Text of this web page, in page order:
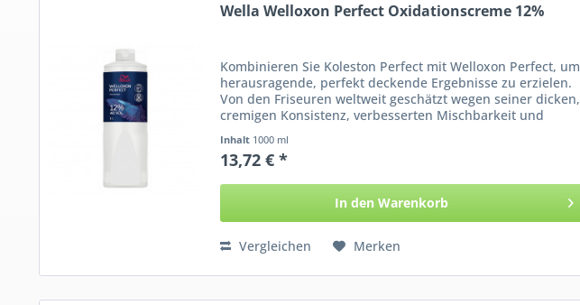
Wella Welloxon Perfect Oxidationscreme 12%
Kombinieren Sie Koleston Perfect mit Welloxon Perfect, um
herausragende, perfekt deckende Ergebnisse zu erzielen.
Von den Friseuren weltweit geschätzt wegen seiner dicken,
cremigen Konsistenz, verbesserten Mischbarkeit und
Inhalt 1000 ml
13,72 € *
In den Warenkorb
Vergleichen Merken